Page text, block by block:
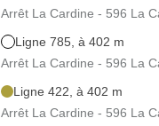
Arrêt La Cardine - 596 La
Ligne 785, à 402 m
Arrêt La Cardine - 596 La
Ligne 422, à 402 m
Arrêt La Cardine - 596 La